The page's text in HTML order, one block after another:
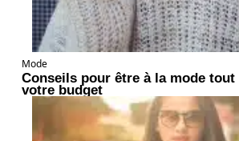
Mode
Conseils pour être à la mode tout
votre budget